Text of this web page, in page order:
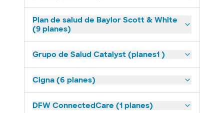
Plan de salud de Baylor Scott & White
(9 planes)
Grupo de Salud Catalyst (planes1 )
Cigna (6 planes)
DFW ConnectedCare (1 planes)